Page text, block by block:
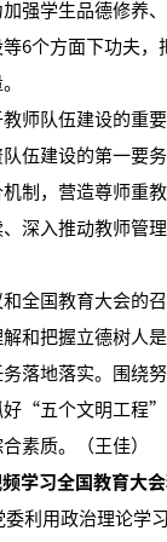
强学生品德修养
6个方面下功夫
队伍建设的重
伍建设的第一要
制，营造尊师重
入推动教师管理
国教育大会的
和把握立德树人
落地落实。围绕
“五个文明工程
素质。（王佳）
频学习全国教育大
用政治理论学